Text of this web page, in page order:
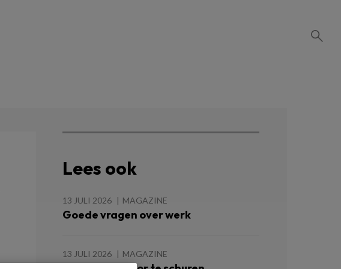
Lees ook
13 JULI 2026 MAGAZINE
Goede vragen over werk
13 JULI 2026 MAGAZINE